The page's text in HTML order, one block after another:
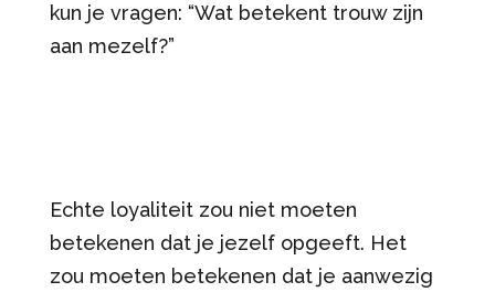
kun je vragen: “Wat betekent trouw zijn
aan mezelf?”
Echte loyaliteit zou niet moeten
betekenen dat je jezelf opgeeft. Het
zou moeten betekenen dat je aanwezig